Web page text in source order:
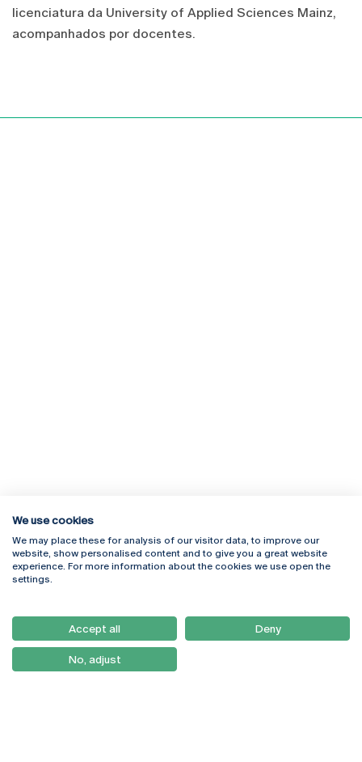
licenciatura da University of Applied Sciences Mainz,
acompanhados por docentes.
Rua Diogo Botelho 1327
4169-005 Porto
+351 226 196 240
Campus Online
Webmail
Como Chegar
Newsletter
We use cookies
We may place these for analysis of our visitor data, to improve our
website, show personalised content and to give you a great website
experience. For more information about the cookies we use open the
settings.
Accept all Deny
No, adjust